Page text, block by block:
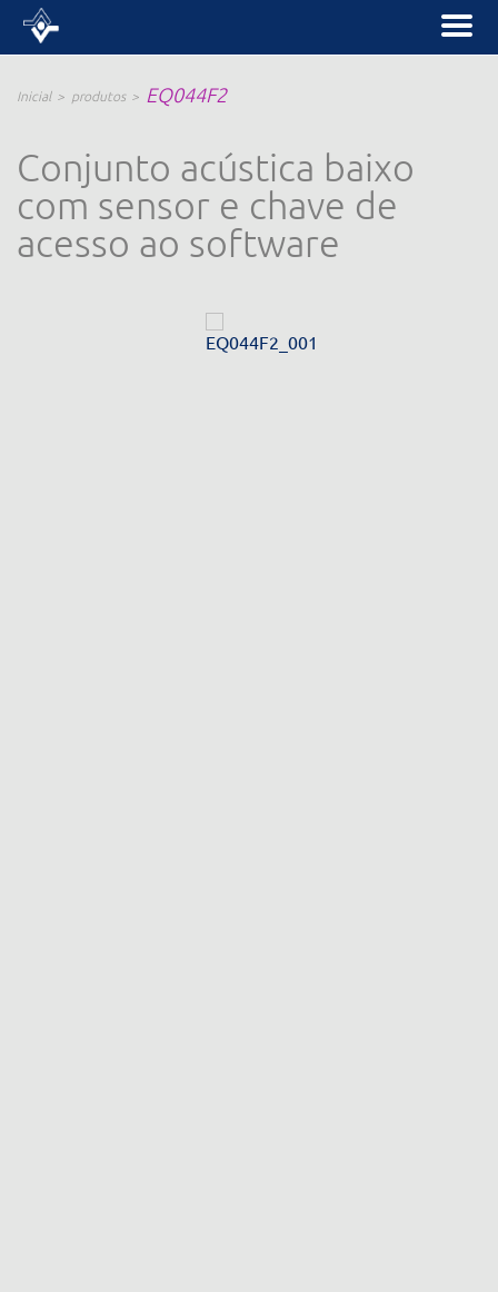
Inicial produtos EQ044F2
Conjunto acústica baixo
com sensor e chave de
acesso ao software